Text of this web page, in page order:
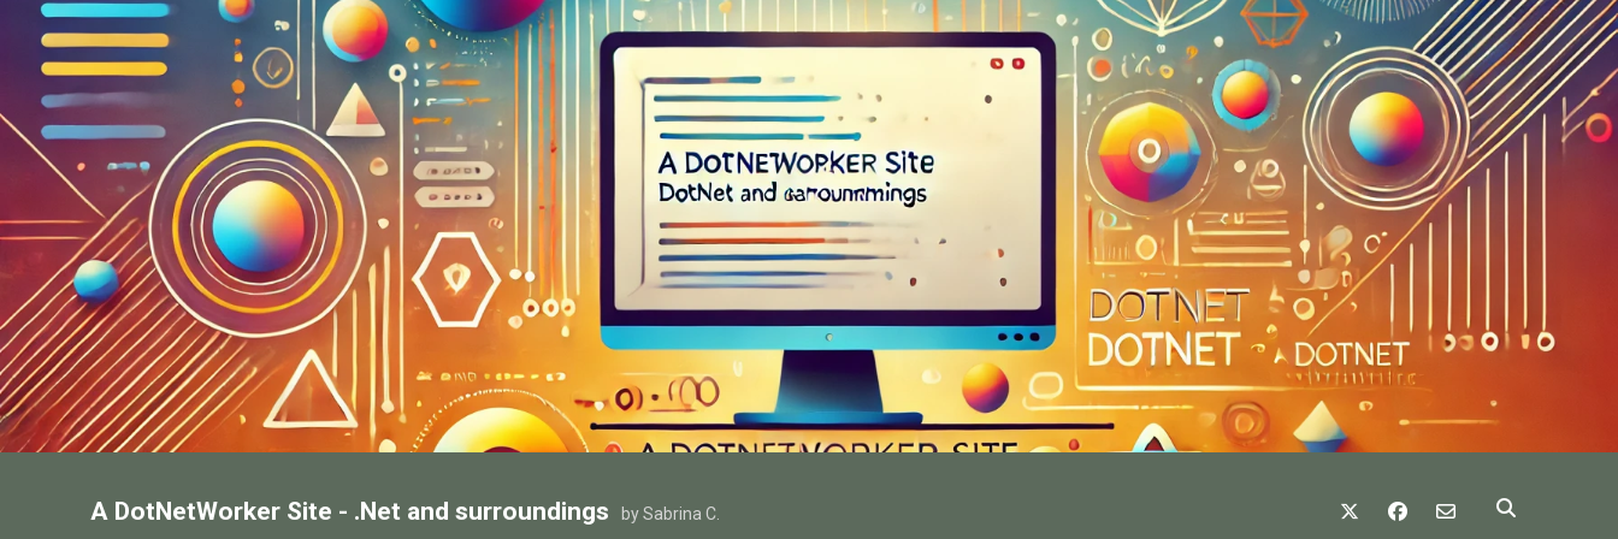
A DotNetWorker Site - .Net and surroundings by Sabrina C.
twitter facebook
email-form